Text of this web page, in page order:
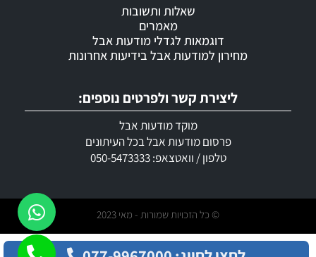
ליצירת קשר ולפרטים נוספים:
מוקד מודעות אבל
פרסום מודעות אבל בכל העיתונים
טלפון / וואטצאפ: 050-5473333
שאלות ותשובות
מאמרים
דוגמאות לגדלי מודעות אבל
מחירון למודעות אבל בידיעות אחרונות
© כל הזכויות שמורות - מאי 2023